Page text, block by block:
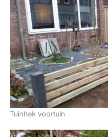
Tuinhek voortuin